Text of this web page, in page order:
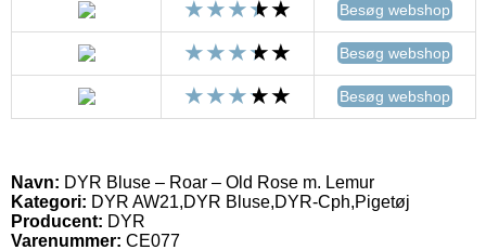
Besøg webshop
Besøg webshop
Besøg webshop
Navn: DYR Bluse – Roar – Old Rose m. Lemur
Kategori: DYR AW21,DYR Bluse,DYR-Cph,Pigetøj
Producent: DYR
Varenummer: CE077